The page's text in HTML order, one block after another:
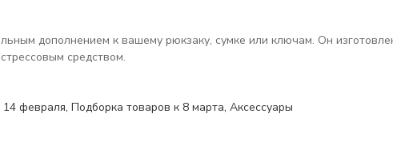
дополнением к вашему рюкзаку, сумке или ключам. Он
средством.
14 февраля, Подборка товаров к 8 марта, Аксессуары